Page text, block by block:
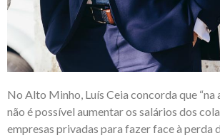
No Alto Minho, Luís Ceia concorda que “na
não é possível aumentar os salários dos
empresas privadas para fazer face à perda